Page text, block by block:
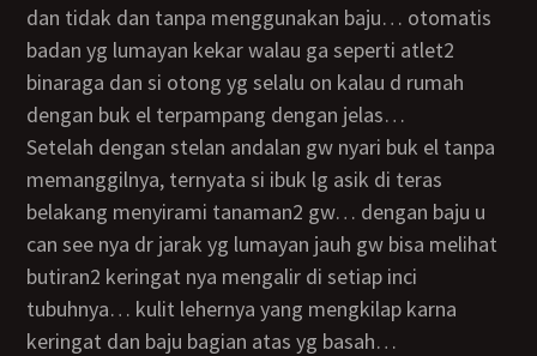
dan tidak dan tanpa menggunakan baju… otomatis
badan yg lumayan kekar walau ga seperti atlet2
binaraga dan si otong yg selalu on kalau d rumah
dengan buk el terpampang dengan jelas…
setelah dengan stelan andalan gw nyari buk el tanpa
memanggilnya, ternyata si ibuk lg asik di teras
belakang menyirami tanaman2 gw… dengan baju u
can see nya dr jarak yg lumayan jauh gw bisa melihat
butiran2 keringat nya mengalir di setiap inci
tubuhnya… kulit lehernya yang mengkilap karna
keringat dan baju bagian atas yg basah…